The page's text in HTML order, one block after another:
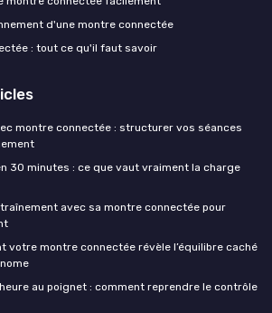
d'une montre connectée
: tout ce qu'il faut savoir
montre connectée : structurer vos séances
30 minutes : ce que vaut vraiment la charge
avec sa montre connectée pour
votre montre connectée révèle l’équilibre caché
au poignet : comment reprendre le contrôle